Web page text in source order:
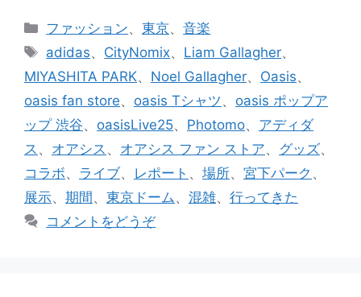
カ
テ
リ
ー
ファッション、東京、音楽
タ
グ
adidas、 CityNomix、 Liam Gallagher、
MIYASHITA PARK、 Noel Gallagher、 Oasis、
oasis fan store、 oasis Tシャツ 、 oasis ポップア
ップ 渋谷、 oasisLive25、 Photomo、 アディダ
ス 、 オアシス 、 オアシス ファン ストア、 グッズ、
コラボ、 ライブ、 レポート 、 場所、 宮下パーク 、
展示、 期間 、 東京ドーム、 混雑、 行ってきた
コメントをどうぞ